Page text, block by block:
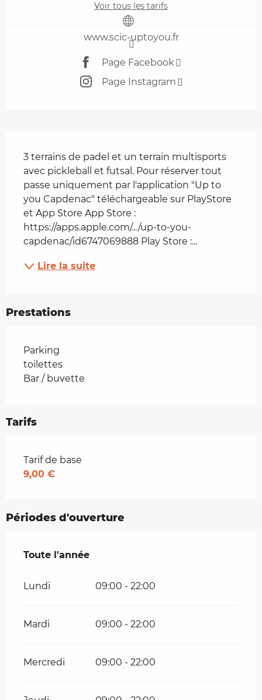
Voir tous les tarifs
www.scic-uptoyou.fr
Page Facebook
Page Instagram
3 terrains de padel et un terrain multisports
avec pickleball et futsal. Pour réserver tout
passe uniquement par l'application "Up to
you Capdenac" téléchargeable sur PlayStore
et App Store App Store :
https://apps.apple.com/.../up-to-you-
capdenac/id6747069888 Play Store :...
Lire la suite
Prestations
Parking
toilettes
Bar / buvette
Tarifs
Tarifs 2026
Tarif de base
9,00 €
Périodes d'ouverture
Toute l'année
Toute l'année
Lundi 09:00 - 22:00
Mardi 09:00 - 22:00
Mercredi 09:00 - 22:00